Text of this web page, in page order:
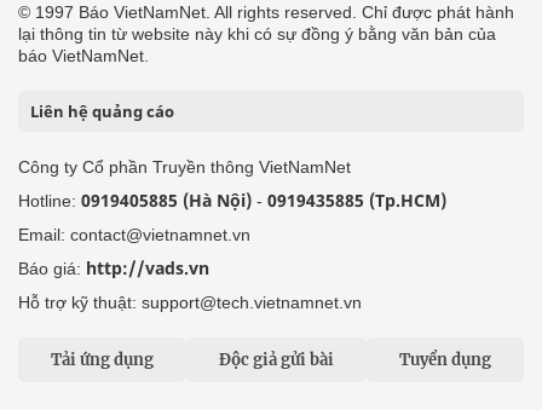
© 1997 Báo VietNamNet. All rights reserved. Chỉ được phát hành
lại thông tin từ website này khi có sự đồng ý bằng văn bản của
báo VietNamNet.
Liên hệ quảng cáo
Công ty Cổ phần Truyền thông VietNamNet
Hotline: 0919405885 (Hà Nội) - 0919435885 (Tp.HCM)
Email: contact@vietnamnet.vn
Báo giá: http://vads.vn
Hỗ trợ kỹ thuật: support@tech.vietnamnet.vn
Tải ứng dụng Độc giả gửi bài Tuyển dụng